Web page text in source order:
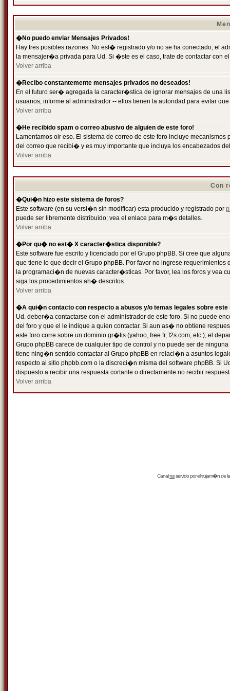
�No puedo enviar Mensajes Privados!
Hay tres posibles razones: No est� registrado y/o no se ha conectado, el
la mensajer�a privada para Ud. Si �ste es el caso, trate de contactar con
Volver arriba
�Recibo constantemente mensajes privados no deseados!
En el futuro ser� agregada la caracter�stica de ignorar mensajes de una
usuarios, informe al administrador -- ellos tienen la autoridad para evitar
Volver arriba
�He recibido spam o correo abusivo de alguien de este foro!
Lamentamos oir eso. El sistema de correo de este foro incluye
del correo que recibi� y es muy importante que incluya los encabezados
Volver arriba
Con
�Qui�n hizo este sistema de foros?
Este software (en su versi�n sin modificar) esta producido y registrado por
puede ser libremente distribuido; vea el enlace para m�s detalles.
Volver arriba
�Por qu� no est� X caracter�stica disponible?
Este software fue escrito y licenciado por el Grupo phpBB. Si cree que
que tiene lo que decir el Grupo phpBB. Por favor no ingrese
la programaci�n de nuevas caracter�sticas. Por favor, lea los foros y vea
siga los procedimientos ah� descritos.
Volver arriba
�A qui�n contacto con respecto a abusos y/o temas legales sobre este
Ud. deber�a contactarse con el administrador de este foro. Si no puede
del foro y que el le indique a quien contactar. Si aun as� no obtiene
este foro corre sobre un dominio gr�tis (yahoo, free.fr, f2s.com, etc.), el
Grupo phpBB carece de cualquier tipo de control y no puede ser de
tiene ning�n sentido contactar al Grupo phpBB en relaci�n a asuntos
respecto al sitio phpbb.com o la discreci�n misma del software phpBB. Si
dispuesto a recibir una respuesta cortante o directamente no recibir
Volver arriba
Canalrssservido por eltrujam�nde